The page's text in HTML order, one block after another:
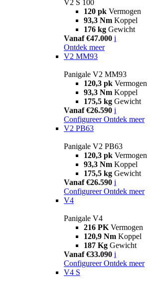
V2 S 100
120 pk Vermogen
93,3 Nm Koppel
176 kg Gewicht
Vanaf €47.000 i
Ontdek meer
V2 MM93
Panigale V2 MM93
120,3 pk Vermogen
93,3 Nm Koppel
175,5 kg Gewicht
Vanaf €26.590 i
Configureer Ontdek meer
V2 PB63
Panigale V2 PB63
120,3 pk Vermogen
93,3 Nm Koppel
175,5 kg Gewicht
Vanaf €26.590 i
Configureer Ontdek meer
V4
Panigale V4
216 PK Vermogen
120,9 Nm Koppel
187 Kg Gewicht
Vanaf €33.090 i
Configureer Ontdek meer
V4 S